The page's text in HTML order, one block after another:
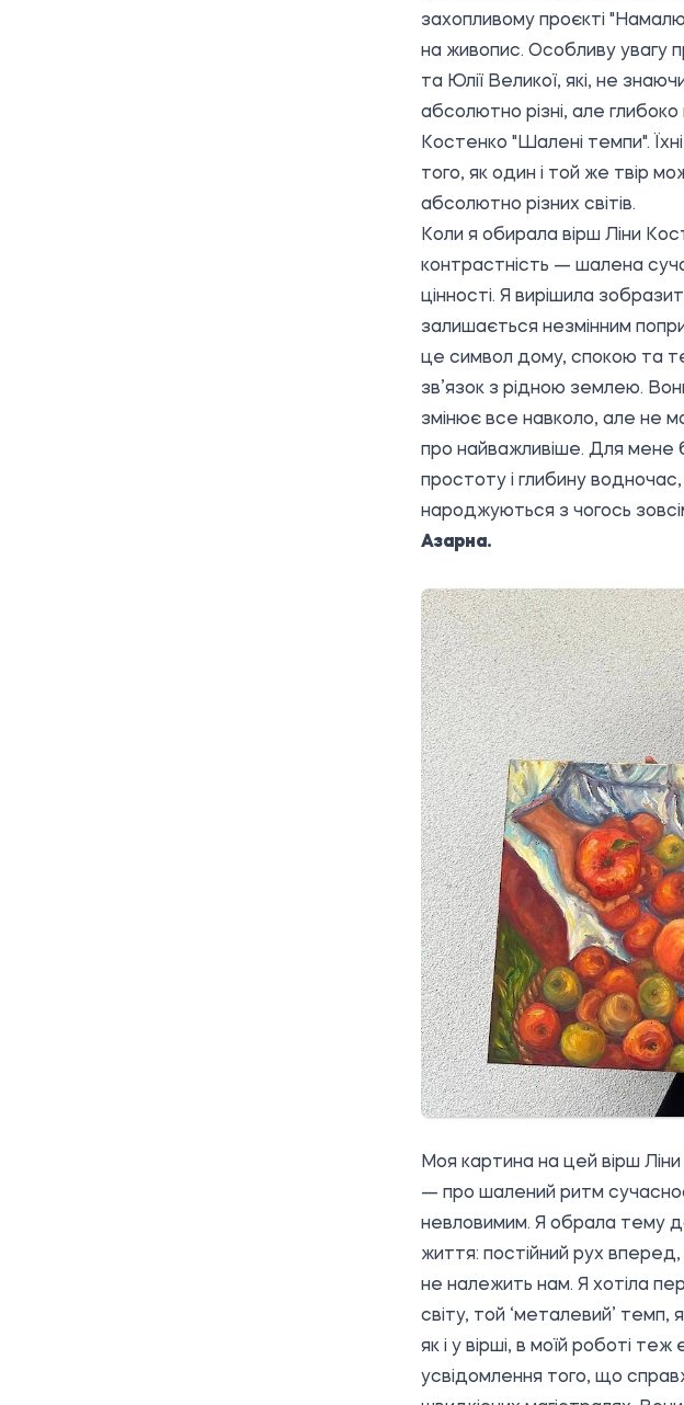
захопливому проєкті
на живопис. Особливу увагу
та Юлії Великої, які, не
абсолютно різні, але глибоко
Костенко "Шалені темпи".
того, як один і той же твір
абсолютно різних світів.
Коли я обирала вірш Ліни
контрастність — шалена
цінності. Я вирішила
залишається незмінним
це символ дому, спокою та
зв’язок з рідною землею.
змінює все навколо, але не
про найважливіше. Для
простоту і глибину
народжуються з чогось
Азарна.
Моя картина на цей вірш
— про шалений ритм
невловимим. Я обрала тему
життя: постійний рух
не належить нам. Я хотіла
світу, той ‘металевий’ темп,
як і у вірші, в моїй роботі
усвідомлення того, що